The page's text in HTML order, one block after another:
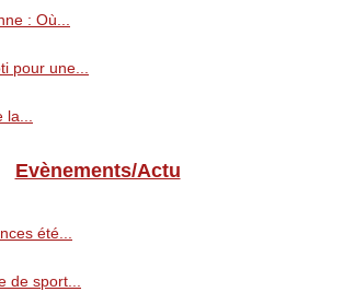
: Où...
pour une...
la...
Evènements/Actu
été...
de sport...